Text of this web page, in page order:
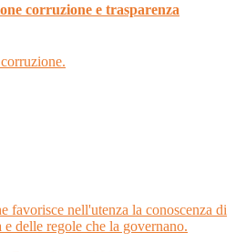
corruzione e trasparenza
favorisce nell'utenza la conoscenza di
delle regole che la governano.